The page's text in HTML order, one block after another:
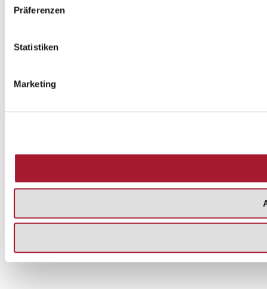
Präferenzen
Statistiken
Marketing